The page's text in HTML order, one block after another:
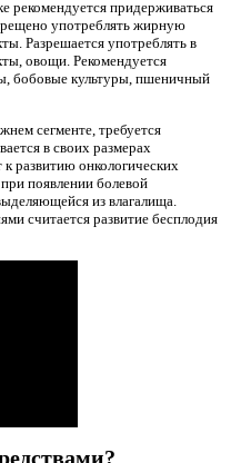
рекомендуется придерживаться
употреблять жирную
Разрешается употреблять в
овощи. Рекомендуется
бобовые культуры, пшеничный
сегменте, требуется
в своих размерах
развитию онкологических
появлении болевой
из влагалища.
считается развитие бесплодия